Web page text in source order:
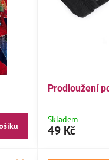
Prodloužení
Skladem
49 Kč